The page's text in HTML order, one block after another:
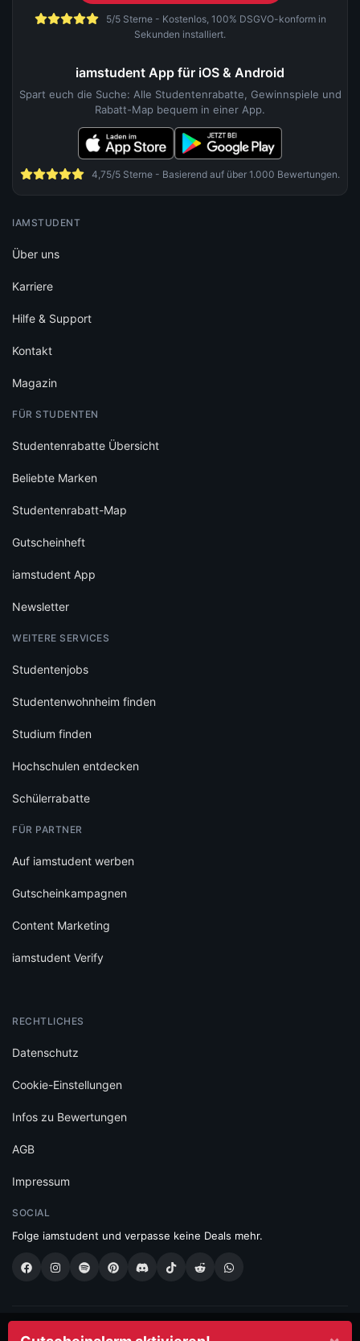
5/5 Sterne - Kostenlos, 100% DSGVO-konform in
Sekunden installiert.
iamstudent App für iOS & Android
Spart euch die Suche: Alle Studentenrabatte, Gewinnspiele und
Rabatt-Map bequem in einer App.
4,75/5 Sterne - Basierend auf über 1.000 Bewertungen.
IAMSTUDENT
Über uns
Karriere
Hilfe & Support
Kontakt
Magazin
FÜR STUDENTEN
Studentenrabatte Übersicht
Beliebte Marken
Studentenrabatt-Map
Gutscheinheft
iamstudent App
Newsletter
WEITERE SERVICES
Studentenjobs
Studentenwohnheim finden
Studium finden
Hochschulen entdecken
Schülerrabatte
FÜR PARTNER
Auf iamstudent werben
Gutscheinkampagnen
Content Marketing
iamstudent Verify
RECHTLICHES
Datenschutz
Cookie-Einstellungen
Infos zu Bewertungen
AGB
Impressum
SOCIAL
Folge iamstudent und verpasse keine Deals mehr.